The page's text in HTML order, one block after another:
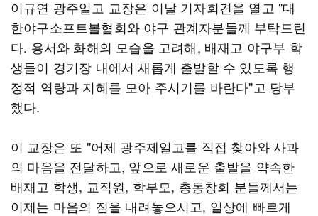
이규연 광주일고 교장은 이날 기자회견을 열고 "대
한야구소프트볼협회와 야구 관계자분들께 부탁드린
다. 용서와 화해의 모습을 고려해, 배재고 야구부 학
생들이 경기장 내에서 새롭게 출발할 수 있도록 행
정적 역량과 지혜를 모아 주시기를 바란다"고 당부
했다.
이 교장은 또 "어제 광주제일고를 직접 찾아와 사과
의 마음을 전달하고, 앞으로 새로운 출발을 약속한
배재고 학생, 교직원, 학부모, 총동창회 분들께서는
이제는 마음의 짐을 내려놓으시고, 일상에 빠르게